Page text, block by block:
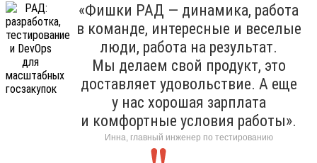
«Фишки РАД — динамика, работа
в команде, интересные и веселые
люди, работа на результат.
Мы делаем свой продукт, это
доставляет удовольствие. А еще
у нас хорошая зарплата
и комфортные условия работы».
Инна, главный инженер по тестированию